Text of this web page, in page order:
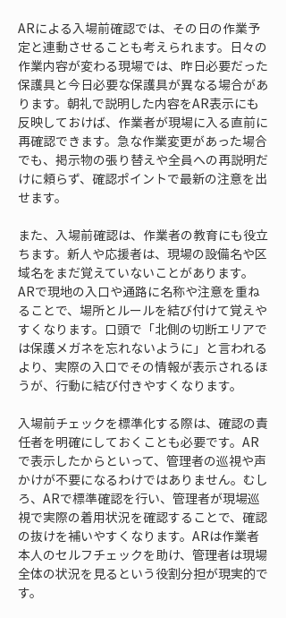
ARによる入場前確認では、その日の作業予
定と連動させることも考えられます。日々の
作業内容が変わる現場では、昨日必要だった
保護具と今日必要な保護具が異なる場合があ
ります。朝礼で説明した内容をAR表示にも
反映しておけば、作業者が現場に入る直前に
再確認できます。急な作業変更があった場合
でも、掲示物の張り替えや全員への再説明だ
けに頼らず、確認ポイントで最新の注意を出
せます。
また、入場前確認は、作業者の教育にも役立
ちます。新人や応援者は、現場の設備名や区
域名をまだ覚えていないことがあります。
ARで現地の入口や通路に名称や注意を重ね
ることで、場所とルールを結び付けて覚えや
すくなります。口頭で「北側の切断エリアで
は保護メガネを忘れないように」と言われる
より、実際の入口でその情報が表示されるほ
うが、行動に結び付きやすくなります。
入場前チェックを標準化する際は、確認の責
任者を明確にしておくことも必要です。AR
で表示したからといって、管理者の巡視や声
かけが不要になるわけではありません。むし
ろ、ARで標準確認を行い、管理者が現場巡
視で実際の着用状況を確認することで、確認
の抜けを補いやすくなります。ARは作業者
本人のセルフチェックを助け、管理者は現場
全体の状況を見るという役割分担が現実的で
す。